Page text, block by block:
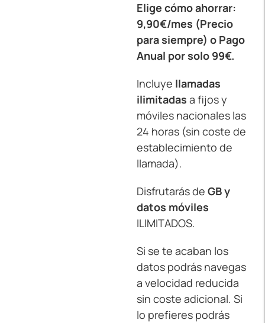
Elige cómo ahorrar:
9,90€/mes (Precio
para siempre) o Pago
Anual por solo 99€.
Incluye llamadas
ilimitadas a fijos y
móviles nacionales las
24 horas (sin coste de
establecimiento de
llamada).
Disfrutarás deGB y
datos móviles
ILIMITADOS.
Si se te acaban los
datos podrás navegas
a velocidad reducida
sin coste adicional. Si
lo prefieres podrás